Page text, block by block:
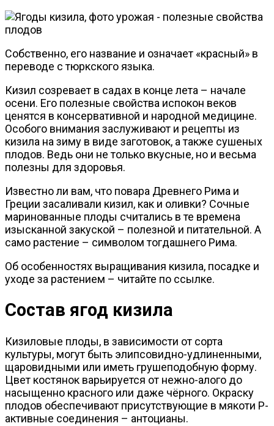
Собственно, его название и означает «красный» в
переводе с тюркского языка.
Кизил созревает в садах в конце лета – начале
осени. Его полезные свойства испокон веков
ценятся в консервативной и народной медицине.
Особого внимания заслуживают и рецепты из
кизила на зиму в виде заготовок, а также сушеных
плодов. Ведь они не только вкусные, но и весьма
полезны для здоровья.
Известно ли вам, что повара Древнего Рима и
Греции засаливали кизил, как и оливки? Сочные
маринованные плоды считались в те времена
изысканной закуской – полезной и питательной. А
само растение – символом тогдашнего Рима.
Об особенностях выращивания кизила, посадке и
уходе за растением – читайте по ссылке.
Состав ягод кизила
Кизиловые плоды, в зависимости от сорта
культуры, могут быть элипсовидно-удлиненными,
щаровидными или иметь грушеподобную форму.
Цвет костянок варьируется от нежно-алого до
насыщенно красного или даже чёрного. Окраску
плодов обеспечивают присутствующие в мякоти Р-
активные соединения – антоцианы.